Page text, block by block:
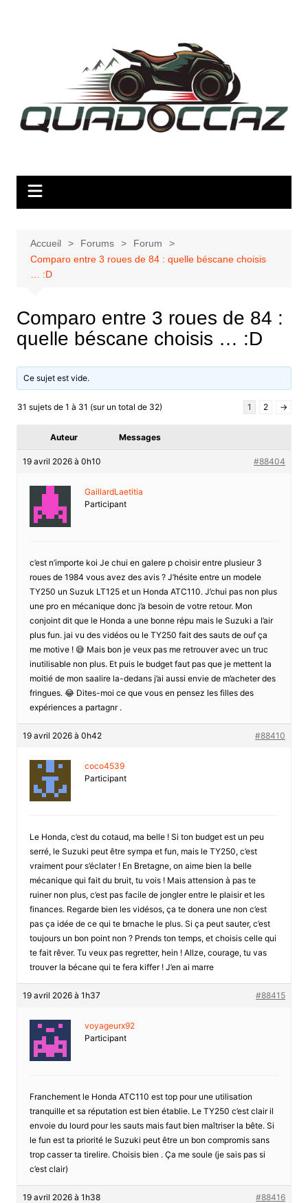
Accueil Forums
Forum
Comparo entre 3 roues de 84 : quelle béscane choisis
… :D
Comparo entre 3 roues de 84 :
quelle béscane choisis … :D
Ce sujet est vide.
31 sujets de 1 à 31 (sur un total de 32) 1 2 →
Auteur Messages
19 avril 2026 à 0h10 #88404
GaillardLaetitia
Participant
c’est n’importe koi Je chui en galere p choisir entre plusieur 3
roues de 1984 vous avez des avis ? J’hésite entre un modele
TY250 un Suzuk LT125 et un Honda ATC110. J’chui pas non plus
une pro en mécanique donc j’a besoin de votre retour. Mon
conjoint dit que le Honda a une bonne répu mais le Suzuki a l’air
plus fun. jai vu des vidéos ou le TY250 fait des sauts de ouf ça
me motive ! 😅 Mais bon je veux pas me retrouver avec un truc
inutilisable non plus. Et puis le budget faut pas que je mettent la
moitié de mon saalire la-dedans j’ai aussi envie de m’acheter des
fringues. 😂 Dites-moi ce que vous en pensez les filles des
expériences a partagnr .
19 avril 2026 à 0h42 #88410
coco4539
Participant
Le Honda, c’est du cotaud, ma belle ! Si ton budget est un peu
serré, le Suzuki peut être sympa et fun, mais le TY250, c’est
vraiment pour s’éclater ! En Bretagne, on aime bien la belle
mécanique qui fait du bruit, tu vois ! Mais attension à pas te
ruiner non plus, c’est pas facile de jongler entre le plaisir et les
finances. Regarde bien les vidésos, ça te donera une non c’est
pas ça idée de ce qui te brnache le plus. Si ça peut sauter, c’est
toujours un bon point non ? Prends ton temps, et choisis celle qui
te fait rêver. Tu veux pas regretter, hein ! Allze, courage, tu vas
trouver la bécane qui te fera kiffer ! J’en ai marre
19 avril 2026 à 1h37 #88415
voyageurx92
Participant
Franchement le Honda ATC110 est top pour une utilisation
tranquille et sa réputation est bien établie. Le TY250 c’est clair il
envoie du lourd pour les sauts mais faut bien maîtriser la bête. Si
le fun est ta priorité le Suzuki peut être un bon compromis sans
trop casser ta tirelire. Choisis bien . Ça me soule (je sais pas si
c’est clair)
19 avril 2026 à 1h38 #88416